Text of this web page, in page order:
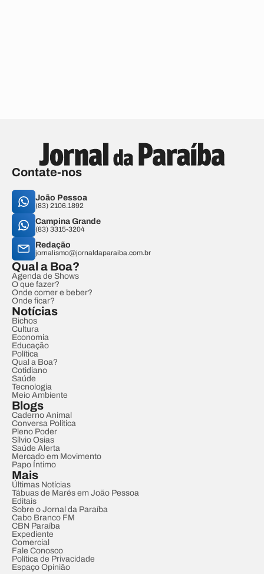
Contate-nos
João Pessoa
(83) 2106.1892
Campina Grande
(83) 3315-3204
Redação
jornalismo@jornaldaparaiba.com.br
Qual a Boa?
Agenda de Shows
O que fazer?
Onde comer e beber?
Onde ficar?
Notícias
Bichos
Cultura
Economia
Educação
Política
Qual a Boa?
Cotidiano
Saúde
Tecnologia
Meio Ambiente
Blogs
Caderno Animal
Conversa Política
Pleno Poder
Sílvio Osias
Saúde Alerta
Mercado em Movimento
Papo Íntimo
Mais
Últimas Notícias
Tábuas de Marés em João Pessoa
Editais
Sobre o Jornal da Paraíba
Cabo Branco FM
CBN Paraíba
Expediente
Comercial
Fale Conosco
Política de Privacidade
Espaço Opinião